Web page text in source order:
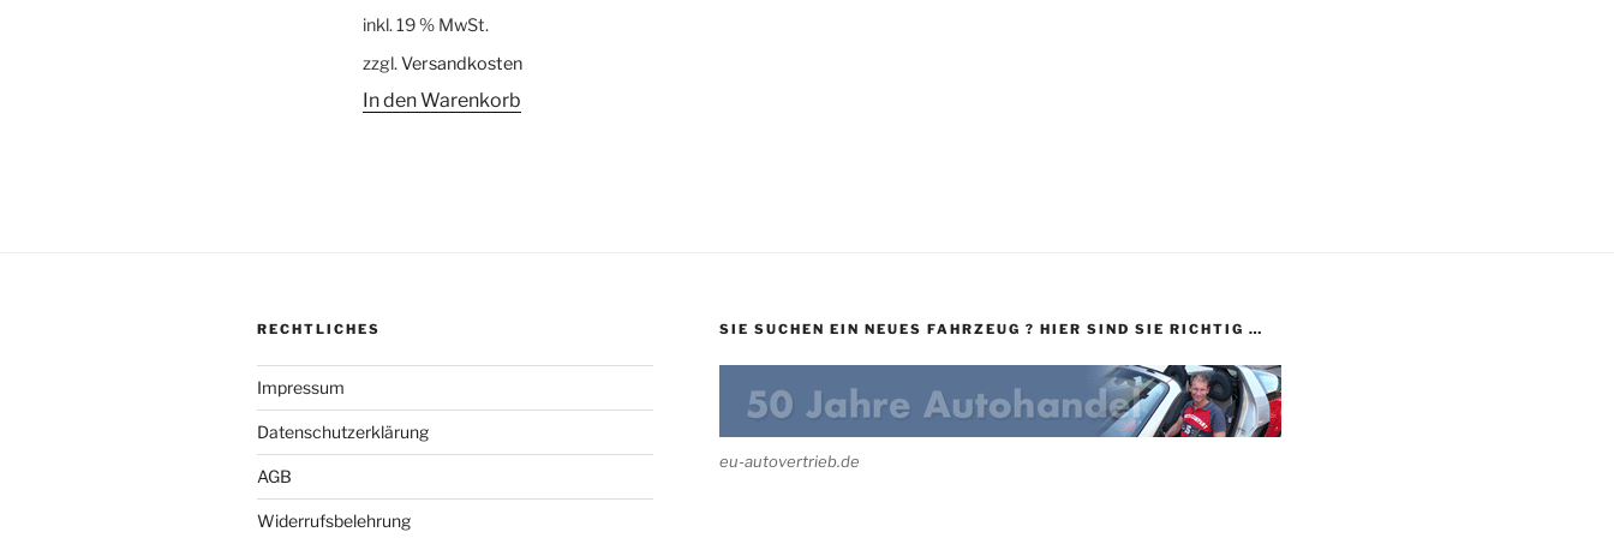
11,00 €9,00 €.
inkl. 19 % MwSt.
zzgl.Versandkosten
In den Warenkorb
RECHTLICHES
Impressum
Datenschutzerklärung
AGB
Widerrufsbelehrung
SIE SUCHEN EIN NEUES FAHRZEUG ? HIER SIND SIE RICHTIG …
eu-autovertrieb.de